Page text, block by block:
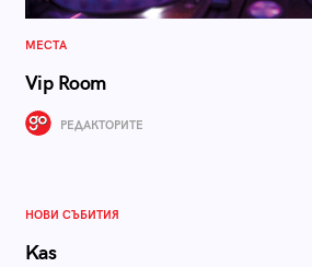
МЕСТА
Vip Room
РЕДАКТОРИТЕ
НОВИ СЪБИТИЯ
Kas